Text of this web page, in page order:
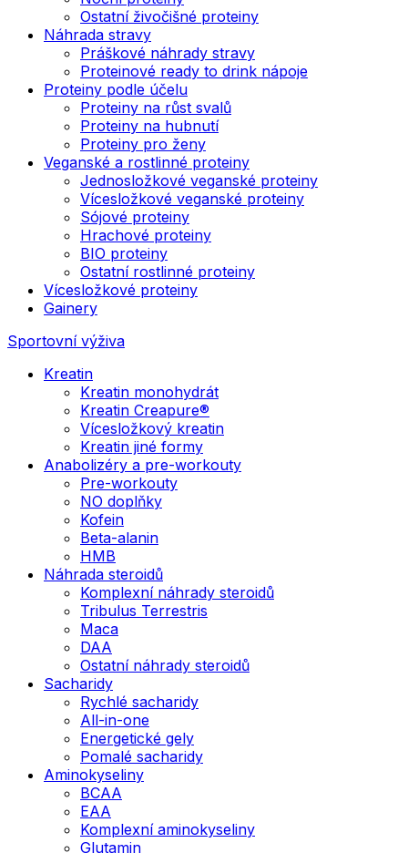
Ostatní živočišné proteiny
Náhrada stravy
Práškové náhrady stravy
Proteinové ready to drink nápoje
Proteiny podle účelu
Proteiny na růst svalů
Proteiny na hubnutí
Proteiny pro ženy
Veganské a rostlinné proteiny
Jednosložkové veganské proteiny
Vícesložkové veganské proteiny
Sójové proteiny
Hrachové proteiny
BIO proteiny
Ostatní rostlinné proteiny
Vícesložkové proteiny
Gainery
Sportovní výživa
Kreatin
Kreatin monohydrát
Kreatin Creapure®
Vícesložkový kreatin
Kreatin jiné formy
Anabolizéry a pre-workouty
Pre-workouty
NO doplňky
Kofein
Beta-alanin
HMB
Náhrada steroidů
Komplexní náhrady steroidů
Tribulus Terrestris
Maca
DAA
Ostatní náhrady steroidů
Sacharidy
Rychlé sacharidy
All-in-one
Energetické gely
Pomalé sacharidy
Aminokyseliny
BCAA
EAA
Komplexní aminokyseliny
Glutamin